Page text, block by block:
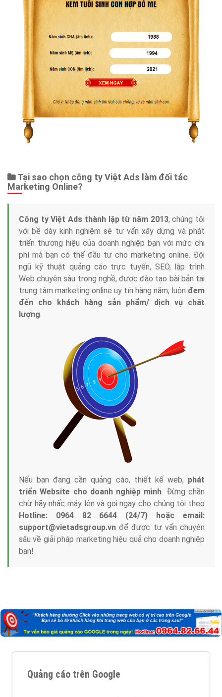
Tại sao chọn công ty Việt Ads làm đối tác
Marketing Online?
Công ty Việt Ads thành lập từ năm 2013, chúng tôi
với bề dày kinh nghiệm sẽ tư vấn xây dựng và phát
triển thương hiệu của doanh nghiệp bạn với mức chi
phí mà bạn có thể đầu tư cho marketing online. Đội
ngũ kỹ thuật quảng cáo trực tuyến, SEO, lập trình
Web chuyên sâu trong nghề, được đào tạo bài bản tại
trung tâm marketing online uy tín hàng năm, luôn đem
đến cho khách hàng sản phẩm/ dịch vụ chất
lượng.
Nếu bạn đang cần quảng cáo, thiết kế web, phát
triển Website cho doanh nghiệp mình. Đừng chần
chừ hãy nhấc máy lên và gọi ngay cho chúng tôi theo
Hotline: 0964 82 6644 (24/7) hoặc email:
support@vietadsgroup.vn để được tư vấn chuyên
sâu về giải pháp marketing hiệu quả cho doanh nghiệp
bạn!
Quảng cáo trên Google